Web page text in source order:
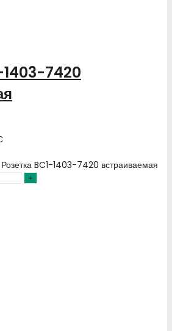
1403-7420
BC1-1403-7420 встраиваемая